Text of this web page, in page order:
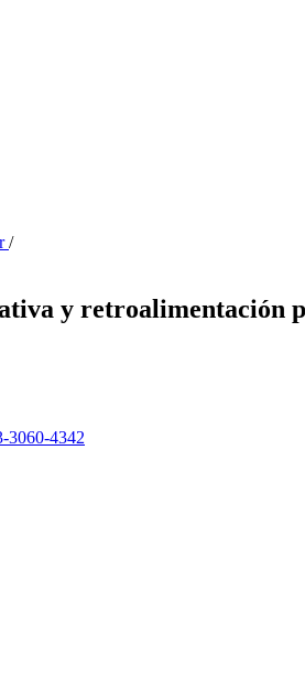
/
y retroalimentación
3060-4342